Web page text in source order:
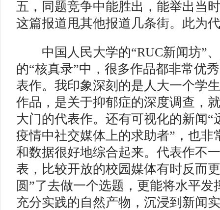
五，同题竞争中能胜出，能举出当
这篇报道甩其他报道几条街。此为
中国人民大学的“RUC新闻坊”、
的“核真录”中，很多作品都非常优
表作。我印象深刻的是人大一个学
作品，是关于抑郁症的深度调查，
大门的代表作。还有可视化的新闻
疫情中社交媒体上的求助者”，也非
和数据很好地综合起来。代表作不
表，比较开放的校园媒体有时反而
圆”了去做一个选题，更能将水平发
充分实践的自然产物，沉浸到新闻